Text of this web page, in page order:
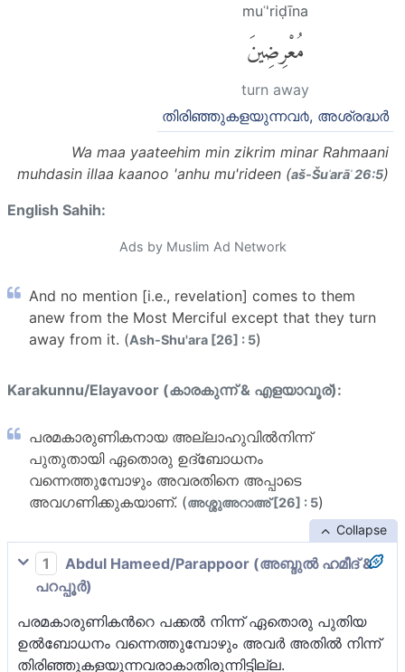
muʿ'riḍīna
مُعْرِضِينَ
turn away
തിരിഞ്ഞുകളയുന്നവ൪, അശ്രദ്ധര്‍
Wa maa yaateehim min zikrim minar Rahmaani
muhdasin illaa kaanoo 'anhu mu'rideen (aš-Šuʿarāʾ 26:5)
English Sahih:
Ads by Muslim Ad Network
And no mention [i.e., revelation] comes to them
anew from the Most Merciful except that they turn
away from it. (Ash-Shu'ara [26] : 5)
Karakunnu/Elayavoor (കാരകുന്ന് & എളയാവൂര്):
പരമകാരുണികനായ അല്ലാഹുവില്‍നിന്ന്
പുതുതായി ഏതൊരു ഉദ്‌ബോധനം
വന്നെത്തുമ്പോഴും അവരതിനെ അപ്പാടെ
അവഗണിക്കുകയാണ്. (അശ്ശുഅറാഅ് [26] : 5)
Collapse
1
Abdul Hameed/Parappoor (അബ്ദുല്‍ ഹമീദ് &
പറപ്പൂര്‍)
പരമകാരുണികന്‍റെ പക്കല്‍ ‍നിന്ന് ഏതൊരു പുതിയ
ഉല്‍ബോധനം വന്നെത്തുമ്പോഴും അവര്‍ അതില്‍ നിന്ന്
തിരിഞ്ഞുകളയുന്നവരാകാതിരുന്നിട്ടില്ല.